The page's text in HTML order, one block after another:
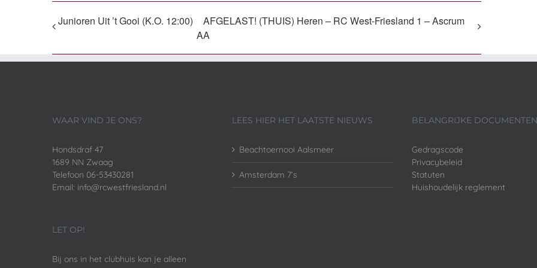
Junioren Uit ’t Gooi (K.O. 12:00)
AFGELAST! (THUIS) Heren – RC West-Friesland 1 – Ascrum
AA
WAAR VIND JE ONS?
Hondsdraf 47
1689 NN Zwaag
Telefoon 06-53430281
Email: info@rcwestfriesland.nl
LET OP!
Bij ons in het clubhuis kan je alleen
LEES HIER HET LAATSTE NIEUWS
Beachtoernooi Aalsmeer
Amsterdam 7’s
BELANGRIJKE DOCUMENTEN
Gedragscode
Privacybeleid
Statuten
Huishoudelijk reglement